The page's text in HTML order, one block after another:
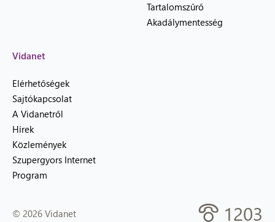
Tartalomszűrő
Akadálymentesség
Vidanet
Elérhetőségek
Sajtókapcsolat
A Vidanetről
Hírek
Közlemények
Szupergyors Internet
Program
© 2026 Vidanet 1203